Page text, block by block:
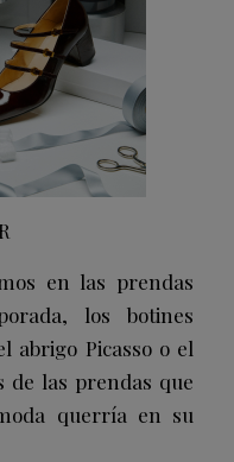
en las prendas
los botines
abrigo Picasso o el
de las prendas que
querría en su